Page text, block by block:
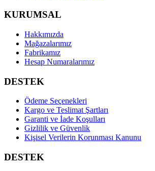
KURUMSAL
Hakkımızda
Mağazalarımız
Fabrikamız
Hesap Numaralarımız
DESTEK
Ödeme Seçenekleri
Kargo ve Teslimat Şartları
Garanti ve İade Koşulları
Gizlilik ve Güvenlik
Kişisel Verilerin Korunması Kanunu
DESTEK